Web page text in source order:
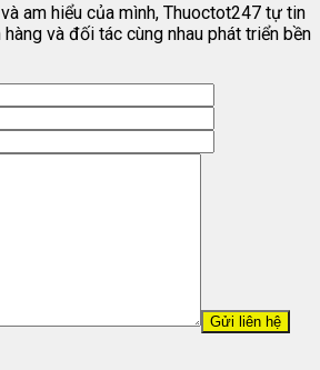
am hiểu của mình, Thuoctot247 tự tin
và đối tác cùng nhau phát triển bền